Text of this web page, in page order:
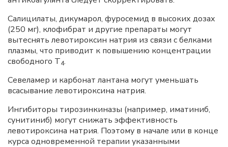
Салицилаты, дикумарол, фуросемид в высоких дозах
(250 мг), клофибрат и другие препараты могут
вытеснять левотироксин натрия из связи с белками
плазмы, что приводит к повышению концентрации
свободного Т4.
Севеламер и карбонат лантана могут уменьшать
всасывание левотироксина натрия.
Ингибиторы тирозинкиназы (например, иматиниб,
сунитиниб) могут снижать эффективность
левотироксина натрия. Поэтому в начале или в конце
курса одновременной терапии указанными